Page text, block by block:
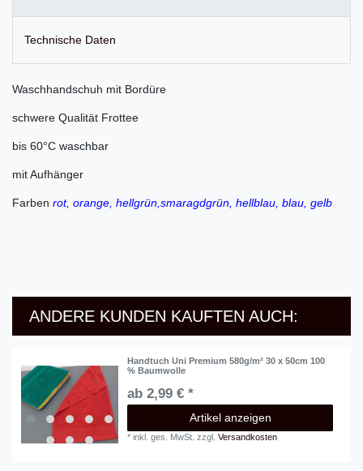
Technische Daten
Waschhandschuh mit Bordüre
schwere Qualität Frottee
bis 60°C waschbar
mit Aufhänger
Farben rot, orange, hellgrün,smaragdgrün, hellblau, blau, gelb
ANDERE KUNDEN KAUFTEN AUCH:
Handtuch Uni Premium 580g/m² 30 x 50cm 100
% Baumwolle
ab 2,99 € *
Artikel anzeigen
*inkl. ges. MwSt. zzgl.Versandkosten